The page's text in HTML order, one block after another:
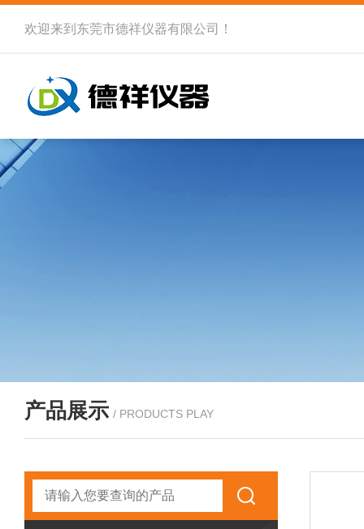
欢迎来到 东莞市德祥仪器有限公司 ！
产品展示 / PRODUCTS PLAY